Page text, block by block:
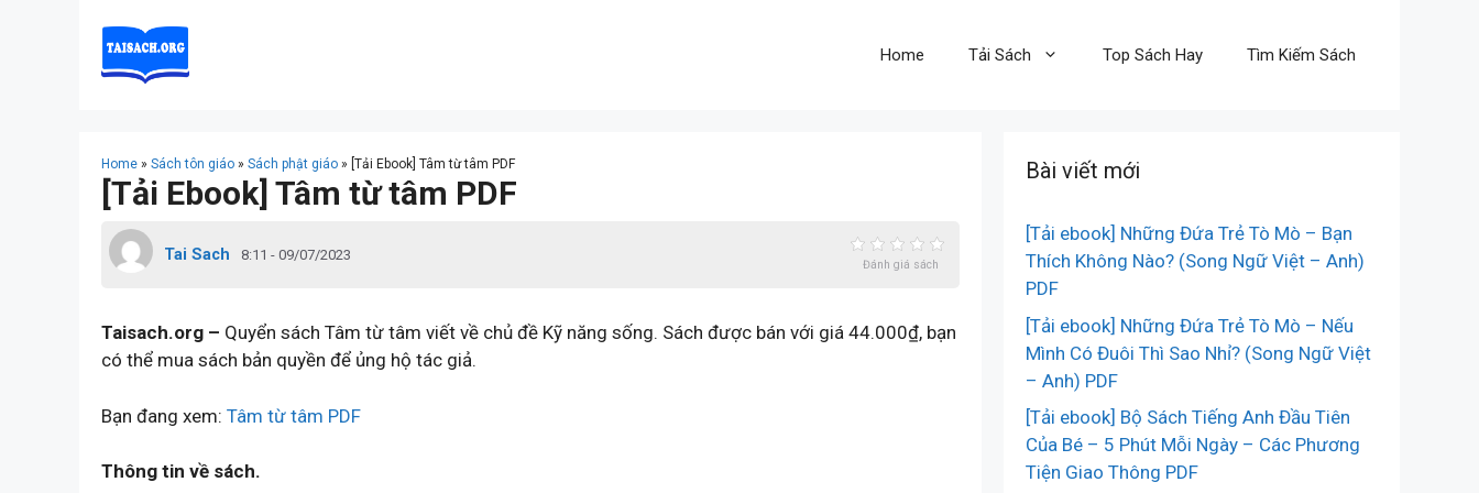
Home Tải Sách Top Sách Hay Tìm Kiếm Sách
Home » Sách tôn giáo » Sách phật giáo » [Tải Ebook] Tâm từ tâm PDF
[Tải Ebook] Tâm từ tâm PDF
Tai Sach 8:11 - 09/07/2023
Đánh giá sách
Taisach.org – Quyển sách Tâm từ tâm viết về chủ đề Kỹ năng sống. Sách được bán với giá 44.000₫, bạn
có thể mua sách bản quyền để ủng hộ tác giả.
Bạn đang xem: Tâm từ tâm PDF
Thông tin về sách.
Bài viết mới
[Tải ebook] Những Đứa Trẻ Tò Mò – Bạn
Thích Không Nào? (Song Ngữ Việt – Anh)
PDF
[Tải ebook] Những Đứa Trẻ Tò Mò – Nếu
Mình Có Đuôi Thì Sao Nhỉ? (Song Ngữ Việt
– Anh) PDF
[Tải ebook] Bộ Sách Tiếng Anh Đầu Tiên
Của Bé – 5 Phút Mỗi Ngày – Các Phương
Tiện Giao Thông PDF